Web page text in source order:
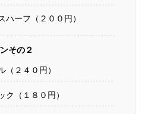
ハーフ（２００円）
その２
（２４０円）
ク（１８０円）